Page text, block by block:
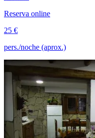
Reserva online
25 €
pers./noche (aprox.)